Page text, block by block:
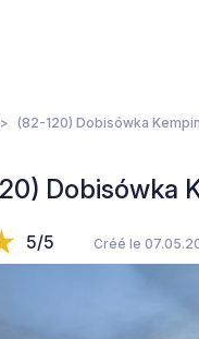
(82-120) Dobisówka
Dobisówka
5/5 Créé le